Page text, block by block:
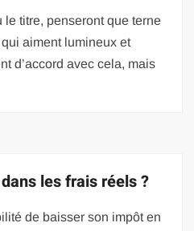
titre, penseront que terne
aiment lumineux et
d’accord avec cela, mais
les frais réels ?
de baisser son impôt en